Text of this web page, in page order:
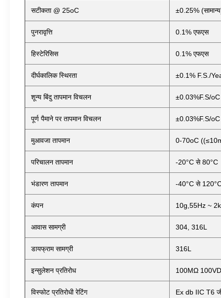
सटीकता @ 25oC ±0.25%
पुनरावृत्ति 0.1% एफएस
हिस्टेरिसिस 0.1% एफएस
दीर्घकालिक स्थिरता ±0.1% F.S./
शून्य बिंदु तापमान विचलन ±0.03%F.S/
पूर्ण पैमाने पर तापमान विचलन ±0.03%F.S/
मुआवजा तापमान 0-70oC
परिचालन तापमान -20°C से 80°C
भंडारण तापमान -40°C से
कंपन 10g,55Hz ~
आवास सामग्री 304, 316L
डायफ्राम सामग्री 316L
इन्सुलेशन प्रतिरोध 100MΩ
विस्फोट प्रतिरोधी रेटिंग Ex db IIC T6